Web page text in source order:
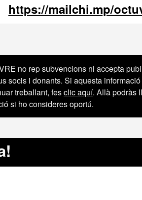
https://mailchi.mp/
no rep subvencions ni accepta
socis i donants. Si aquesta
treballant, fesclic aquí. Allà podràs
si ho consideres oportú.